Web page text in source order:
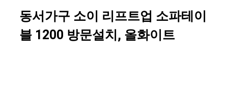
동서가구 소이 리프트업 소파테이
블 1200 방문설치, 올화이트